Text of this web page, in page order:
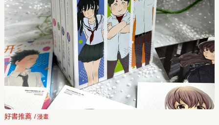
好書推薦 / 漫畫